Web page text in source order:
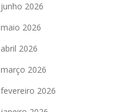
junho 2026
maio 2026
abril 2026
março 2026
fevereiro 2026